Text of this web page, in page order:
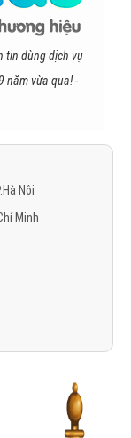
tin dùng dịch vụ
năm vừa qua! -
Nội
Minh